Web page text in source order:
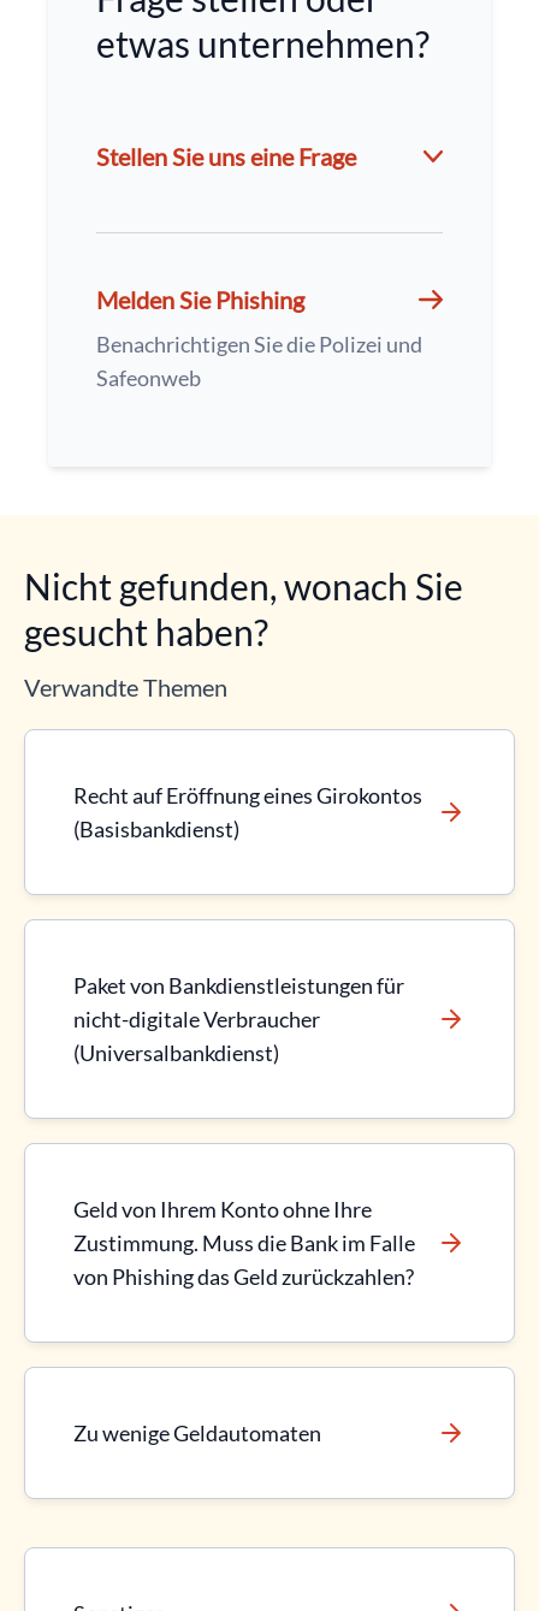
etwas unternehmen?
Stellen Sie uns eine Frage
Melden Sie Phishing
Benachrichtigen Sie die Polizei und
Safeonweb
Nicht gefunden, wonach Sie
gesucht haben?
Verwandte Themen
Recht auf Eröffnung eines Girokontos
(Basisbankdienst)
Paket von Bankdienstleistungen für
nicht-digitale Verbraucher
(Universalbankdienst)
Geld von Ihrem Konto ohne Ihre
Zustimmung. Muss die Bank im Falle
von Phishing das Geld zurückzahlen?
Zu wenige Geldautomaten